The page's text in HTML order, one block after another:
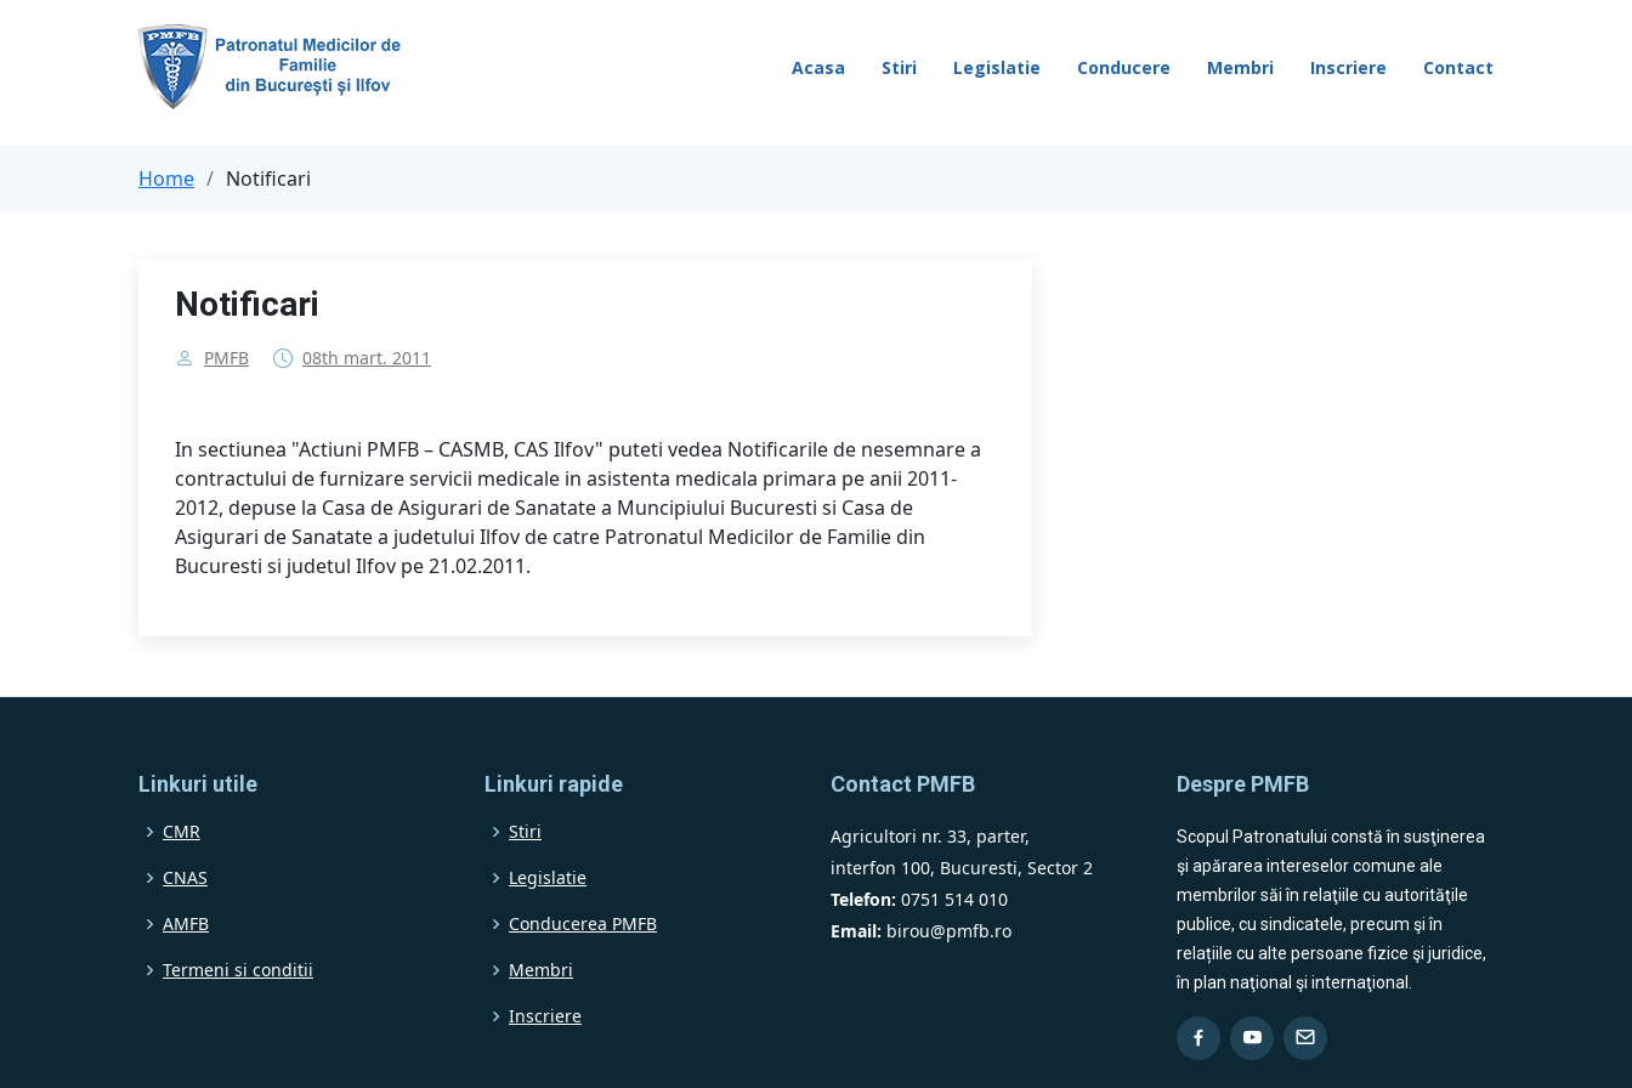
Acasa Stiri Legislatie Conducere Membri Inscriere Contact
Home Notificari
Notificari
PMFB 08th mart. 2011
In sectiunea "Actiuni PMFB – CASMB, CAS Ilfov" puteti vedea Notificarile de nesemnare a
contractului de furnizare servicii medicale in asistenta medicala primara pe anii 2011-
2012, depuse la Casa de Asigurari de Sanatate a Muncipiului Bucuresti si Casa de
Asigurari de Sanatate a judetului Ilfov de catre Patronatul Medicilor de Familie din
Bucuresti si judetul Ilfov pe 21.02.2011.
Linkuri utile
CMR
CNAS
AMFB
Termeni si conditii
Linkuri rapide
Stiri
Legislatie
Conducerea PMFB
Membri
Inscriere
Contact PMFB
Agricultori nr. 33, parter,
interfon 100, Bucuresti, Sector 2
Telefon: 0751 514 010
Email: birou@pmfb.ro
Despre PMFB
Scopul Patronatului constă în susţinerea
şi apărarea intereselor comune ale
membrilor săi în relaţiile cu autorităţile
publice, cu sindicatele, precum şi în
relațiile cu alte persoane fizice şi juridice,
în plan naţional şi internaţional.